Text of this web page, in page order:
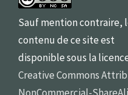
Sauf mention contraire,
contenu de ce site est
disponible sous la
Creative Commons